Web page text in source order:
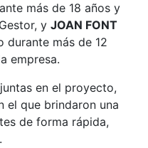
más de 18 años y
y JOAN FONT
durante más de 12
empresa.
en el proyecto,
el que brindaron una
de forma rápida,